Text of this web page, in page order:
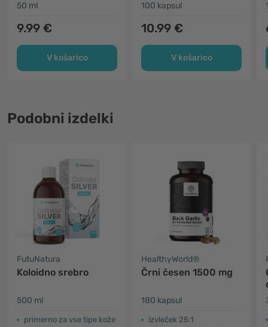
50 ml
9.99 €
V košarico
100 kapsul
10.99 €
V košarico
Podobni izdelki
FutuNatura
Koloidno srebro
500 ml
primerno za vse tipe kože
HealthyWorld®
Črni česen 1500 mg
180 kapsul
izvleček 25:1